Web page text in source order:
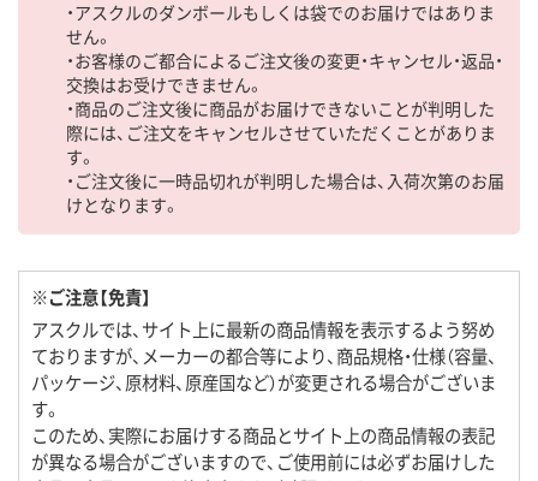
・アスクルのダンボールもしくは袋でのお届けではありま
せん。
・お客様のご都合によるご注文後の変更・キャンセル・返品・
交換はお受けできません。
・商品のご注文後に商品がお届けできないことが判明した
際には、ご注文をキャンセルさせていただくことがありま
す。
・ご注文後に一時品切れが判明した場合は、入荷次第のお届
けとなります。
※ご注意【免責】
アスクルでは、サイト上に最新の商品情報を表示するよう努め
ておりますが、メーカーの都合等により、商品規格・仕様（容量、
パッケージ、原材料、原産国など）が変更される場合がございま
す。
このため、実際にお届けする商品とサイト上の商品情報の表記
が異なる場合がございますので、ご使用前には必ずお届けした